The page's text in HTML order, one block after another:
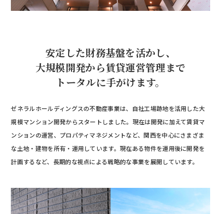
安定した財務基盤を活かし、
大規模開発から賃貸運営管理まで
トータルに手がけます。
ゼネラルホールディングスの不動産事業は、自社工場跡地を活用した大
規模マンション開発からスタートしました。現在は開発に加えて賃貸マ
ンションの運営、プロパティマネジメントなど、関西を中心にさまざま
な土地・建物を所有・運用しています。現在ある物件を運用後に開発を
計画するなど、長期的な視点による戦略的な事業を展開しています。